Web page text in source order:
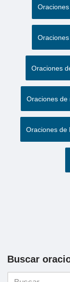
Oraciones
Oraciones de
Oraciones de
Buscar